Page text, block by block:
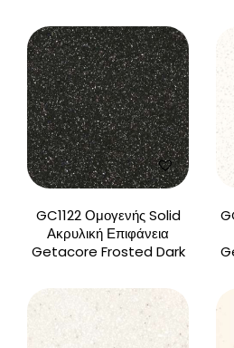
GC1122 Ομογενής Solid
Ακρυλική Επιφάνεια
Getacore Frosted Dark